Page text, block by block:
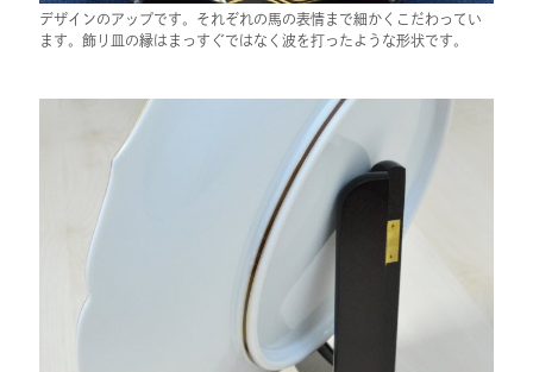
デザインのアップです。それぞれの馬の表情まで細かくこだわってい
ます。飾り皿の縁はまっすぐではなく波を打ったような形状です。